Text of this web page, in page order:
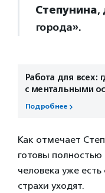
Степунина,
города».
Работа для всех:
с ментальными
Подробнее
Как отмечает
готовы полностью
человека уже
страхи уходят.